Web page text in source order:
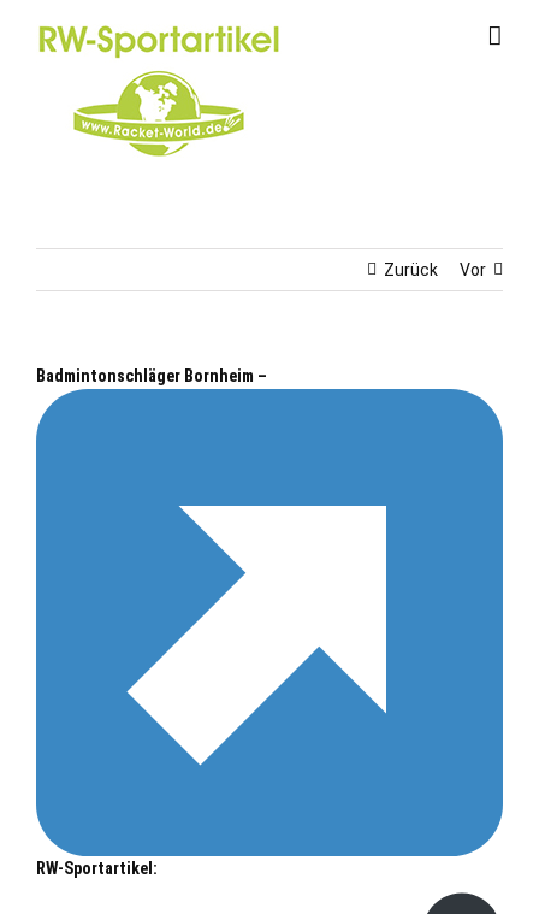
Zurück Vor
Badmintonschläger Bornheim –
RW-Sportartikel: